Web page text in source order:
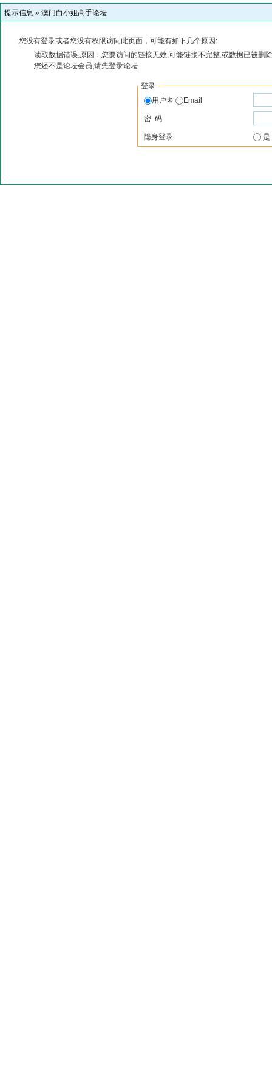
提示信息 » 澳门白小姐高手论坛
您没有登录或者您没有权限访问此页面，可能有如下几个原因:
读取数据错误,原因：您要访问的链接无效,可能链接不完整,或数据已被删
您还不是论坛会员,请先登录论坛
登录
用户名
Email
密 码
隐身登录